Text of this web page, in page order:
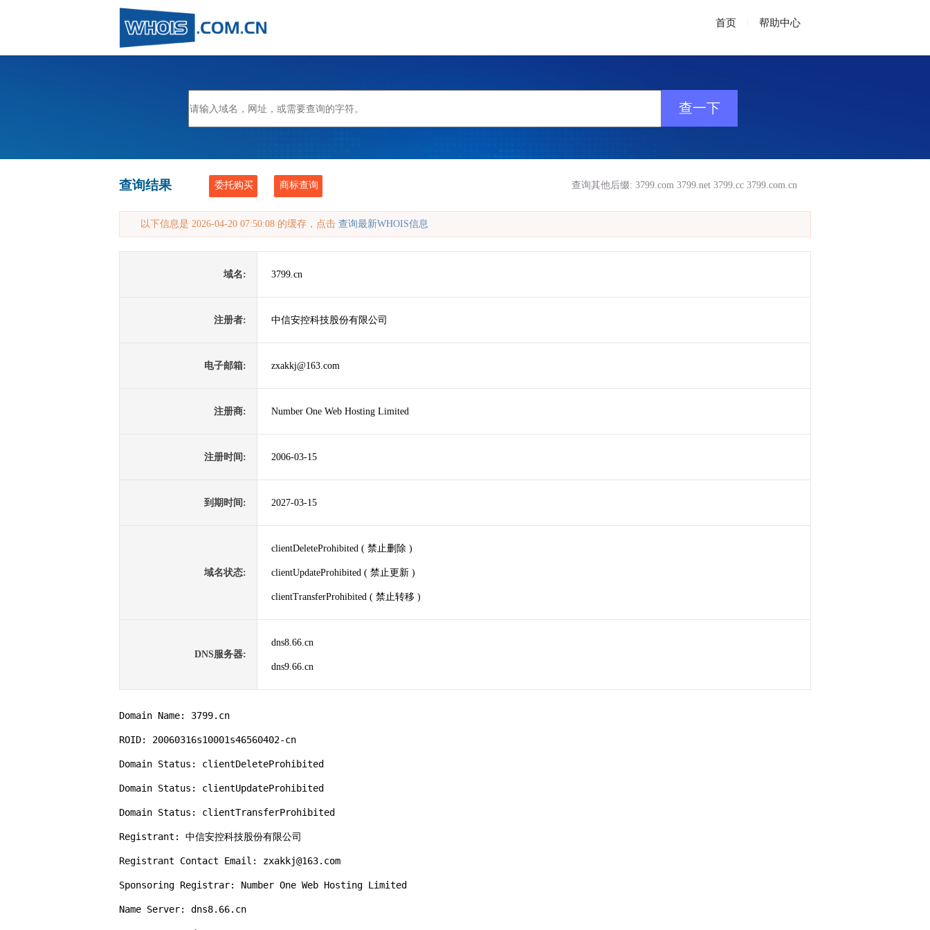
首页 帮助中心
查询结果 委托购买 商标查询 查询其他后缀: 3799.com 3799.net 3799.cc 3799.com.cn
以下信息是 2026-04-20 07:50:08 的缓存，点击 查询最新WHOIS信息
域名: 3799.cn
注册者: 中信安控科技股份有限公司
电子邮箱: zxakkj@163.com
注册商: Number One Web Hosting Limited
注册时间: 2006-03-15
到期时间: 2027-03-15
域名状态:
clientDeleteProhibited ( 禁止删除 )
clientUpdateProhibited ( 禁止更新 )
clientTransferProhibited ( 禁止转移 )
DNS服务器:
dns8.66.cn
dns9.66.cn
Domain Name: 3799.cn
ROID: 20060316s10001s46560402-cn
Domain Status: clientDeleteProhibited
Domain Status: clientUpdateProhibited
Domain Status: clientTransferProhibited
Registrant: 中信安控科技股份有限公司
Registrant Contact Email: zxakkj@163.com
Sponsoring Registrar: Number One Web Hosting Limited
Name Server: dns8.66.cn